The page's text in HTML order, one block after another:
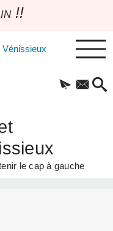
!!
le cap à gauche